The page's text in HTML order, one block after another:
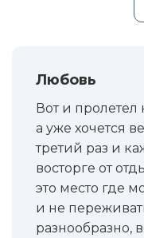
Любовь
Вот и пролетел
а уже хочется
третий раз и
восторге от
это место где
и не
разнообразно,